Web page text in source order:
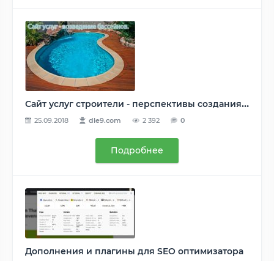
Сайт услуг строители - перспективы создания и развития
25.09.2018 dle9.com 2 392 0
Подробнее
Дополнения и плагины для SEO оптимизатора